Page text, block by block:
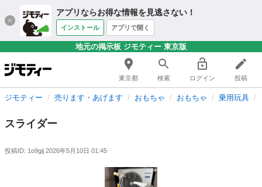
アプリならお得な情報を見逃さない！
インストール アプリで開く
地元の掲示板 ジモティー 東京版
東京都 検索 ログイン 投稿
ジモティー 売ります・あげます おもちゃ おもちゃ 乗用玩具
スライダー
投稿ID: 1o9gij 2026年5月10日 01:45